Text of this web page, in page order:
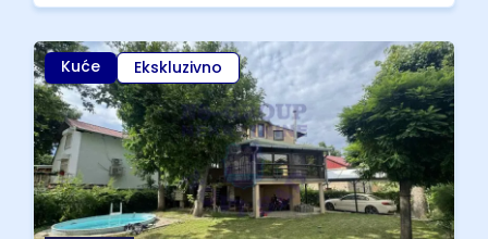
Kuće Ekskluzivno